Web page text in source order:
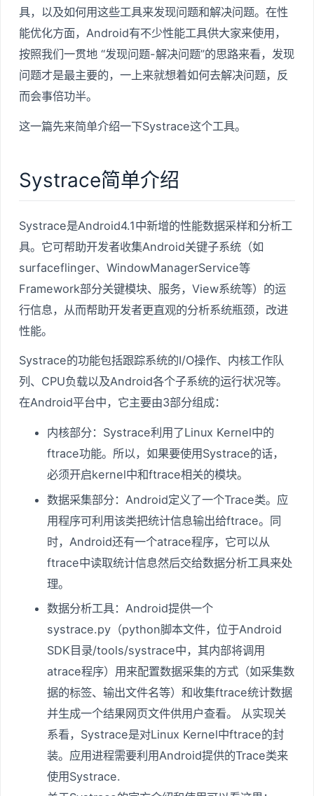
具，以及如何用这些工具来发现问题和解决问题。在性
能优化方面，Android有不少性能工具供大家来使用，
按照我们一贯地 “发现问题-解决问题”的思路来看，发现
问题才是最主要的，一上来就想着如何去解决问题，反
而会事倍功半。
这一篇先来简单介绍一下Systrace这个工具。
Systrace简单介绍
Systrace是Android4.1中新增的性能数据采样和分析工
具。它可帮助开发者收集Android关键子系统（如
surfaceflinger、WindowManagerService等
Framework部分关键模块、服务，View系统等）的运
行信息，从而帮助开发者更直观的分析系统瓶颈，改进
性能。
Systrace的功能包括跟踪系统的I/O操作、内核工作队
列、CPU负载以及Android各个子系统的运行状况等。
在Android平台中，它主要由3部分组成：
内核部分：Systrace利用了Linux Kernel中的
ftrace功能。所以，如果要使用Systrace的话，
必须开启kernel中和ftrace相关的模块。
数据采集部分：Android定义了一个Trace类。应
用程序可利用该类把统计信息输出给ftrace。同
时，Android还有一个atrace程序，它可以从
ftrace中读取统计信息然后交给数据分析工具来处
理。
数据分析工具：Android提供一个
systrace.py（python脚本文件，位于Android
SDK目录/tools/systrace中，其内部将调用
atrace程序）用来配置数据采集的方式（如采集数
据的标签、输出文件名等）和收集ftrace统计数据
并生成一个结果网页文件供用户查看。 从实现关
系看，Systrace是对Linux Kernel中ftrace的封
装。应用进程需要利用Android提供的Trace类来
使用Systrace.